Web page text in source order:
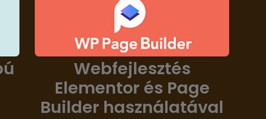
Webfejlesztés
Elementor és Page
Builder használatával